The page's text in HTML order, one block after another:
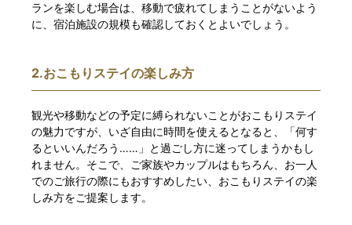
ランを楽しむ場合は、移動で疲れてしまうことがないよう
に、宿泊施設の規模も確認しておくとよいでしょう。
2.おこもりステイの楽しみ方
観光や移動などの予定に縛られないことがおこもりステイ
の魅力ですが、いざ自由に時間を使えるとなると、「何す
るといいんだろう……」と過ごし方に迷ってしまうかもし
れません。そこで、ご家族やカップルはもちろん、お一人
でのご旅行の際にもおすすめしたい、おこもりステイの楽
しみ方をご提案します。